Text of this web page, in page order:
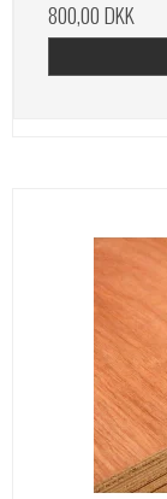
800,00 DKK